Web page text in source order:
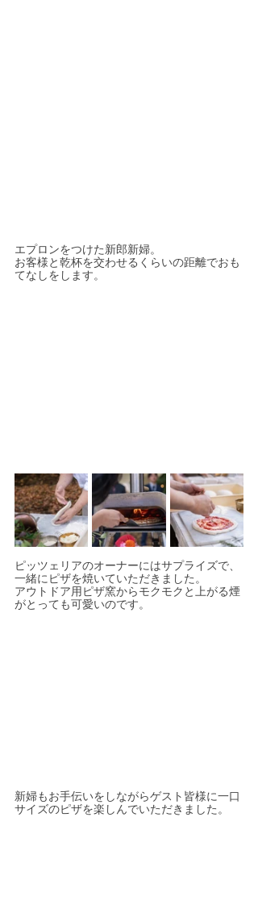
エプロンをつけた新郎新婦。
お客様と乾杯を交わせるくらいの距離でおも
てなしをします。
ピッツェリアのオーナーにはサプライズで、
一緒にピザを焼いていただきました。
アウトドア用ピザ窯からモクモクと上がる煙
がとっても可愛いのです。
新婦もお手伝いをしながらゲスト皆様に一口
サイズのピザを楽しんでいただきました。